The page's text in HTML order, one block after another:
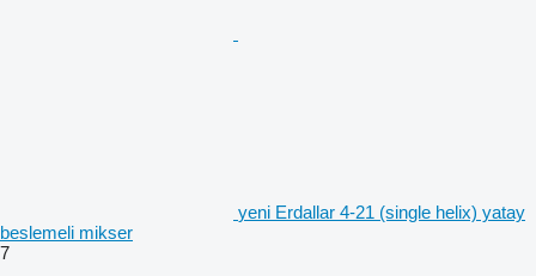
yeni Erdallar 4-21 (single helix) yatay
beslemeli mikser
7